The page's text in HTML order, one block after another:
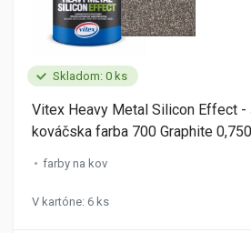
Skladom: 0 ks
Vitex Heavy Metal Silicon Effect -
kováčska farba 700 Graphite
farby na kov
V kartóne: 6 ks